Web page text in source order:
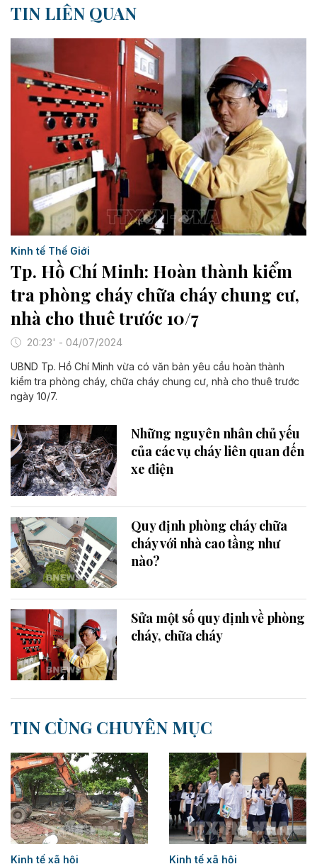
TIN LIÊN QUAN
Kinh tế Thế Giới
Tp. Hồ Chí Minh: Hoàn thành kiểm
tra phòng cháy chữa cháy chung cư,
nhà cho thuê trước 10/7
20:23' - 04/07/2024
UBND Tp. Hồ Chí Minh vừa có văn bản yêu cầu hoàn thành
kiểm tra phòng cháy, chữa cháy chung cư, nhà cho thuê trước
ngày 10/7.
Những nguyên nhân chủ yếu
của các vụ cháy liên quan đến
xe điện
Quy định phòng cháy chữa
cháy với nhà cao tầng như
nào?
Sửa một số quy định về phòng
cháy, chữa cháy​
TIN CÙNG CHUYÊN MỤC
Kinh tế xã hội Kinh tế xã hội